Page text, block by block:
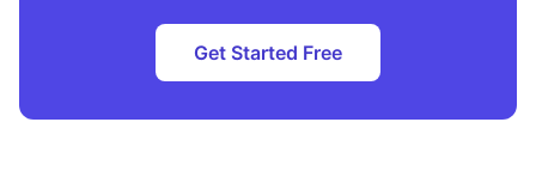
Get Started Free